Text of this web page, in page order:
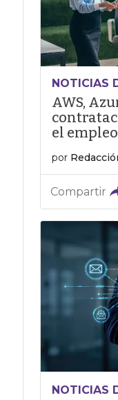
NOTICIAS
AWS,
el
por
Compartir
NOTICIAS